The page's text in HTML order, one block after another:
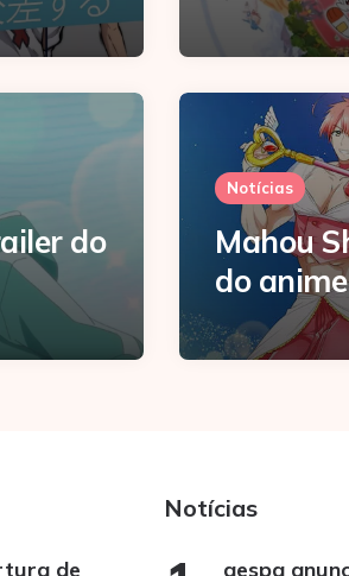
do
Notícias
Mahou
do anime
de
Notícias
aespa